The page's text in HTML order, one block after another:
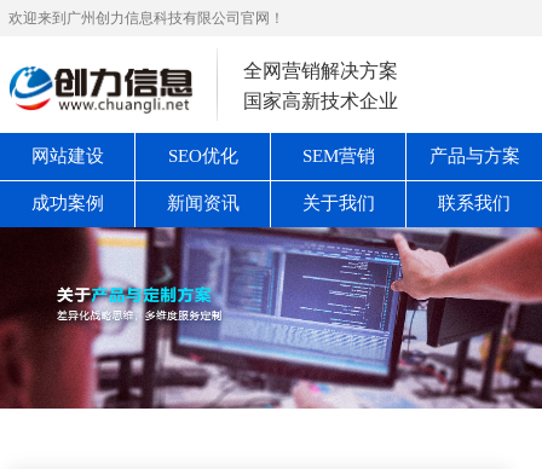
欢迎来到广州创力信息科技有限公司官网！
全网营销解决方案
国家高新技术企业
网站建设 SEO优化 SEM营销 产品与方案
成功案例 新闻资讯 关于我们 联系我们